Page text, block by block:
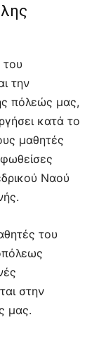
του
την
πόλεώς μας,
κατά το
μαθητές
Ναού
του
στην
μας.